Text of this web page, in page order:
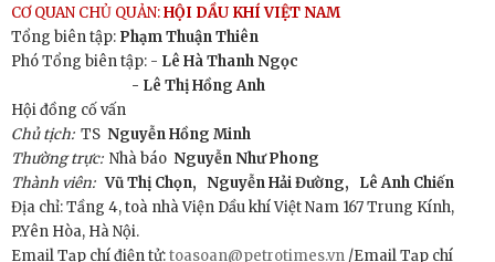
CƠ QUAN CHỦ QUẢN:HỘI DẦU KHÍ VIỆT NAM
Tổng biên tập: Phạm Thuận Thiên
Phó Tổng biên tập: - Lê Hà Thanh Ngọc
- Lê Thị Hồng Anh
Hội đồng cố vấn
Chủ tịch:TS Nguyễn Hồng Minh
Thường trực: Nhà báo Nguyễn Như Phong
Thành viên: Vũ Thị Chọn, Nguyễn Hải Đường,
Lê Anh Chiến
Địa chỉ: Tầng 4, toà nhà Viện Dầu khí Việt Nam 167 Trung Kính,
P.Yên Hòa, Hà Nội.
Email Tạp chí điện tử:toasoan@petrotimes.vn /Email Tạp chí